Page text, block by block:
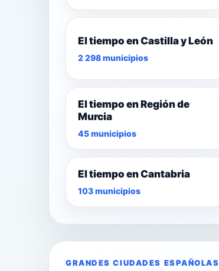
29°
29°
El tiempo en Castilla y León
2 298 municipios
El tiempo en Región de
Murcia
45 municipios
El tiempo en Cantabria
103 municipios
GRANDES CIUDADES ESPAÑOLAS